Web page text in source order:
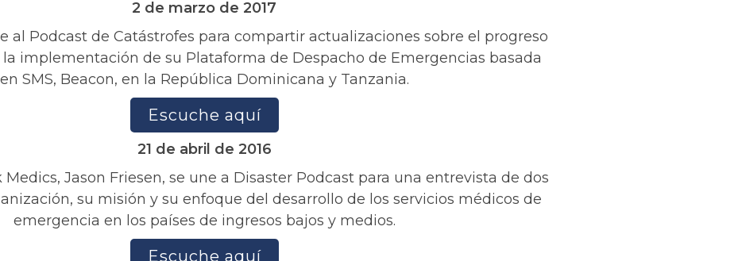
2 de marzo de 2017
al Podcast de Catástrofes para compartir actualizaciones sobre el progreso
implementación de su Plataforma de Despacho de Emergencias basada
en SMS, Beacon, en la República Dominicana y Tanzania.
Escuche aquí
21 de abril de 2016
Jason Friesen, se une a Disaster Podcast para una entrevista de dos
su misión y su enfoque del desarrollo de los servicios médicos de
emergencia en los países de ingresos bajos y medios.
Escuche aquí